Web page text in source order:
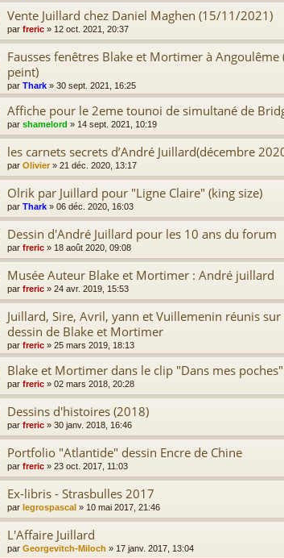
Vente Juillard chez Daniel Maghen (15/11/2021)
par freric » 12 oct. 2021, 20:37
Fausses fenêtres Blake et Mortimer à Angoulême
peint)
par Thark » 30 sept. 2021, 16:25
Affiche pour le 2eme tounoi de simultané de
par shamelord » 14 sept. 2021, 10:19
les carnets secrets d’André Juillard(décembre
par Olivier» 21 déc. 2020, 13:17
Olrik par Juillard pour "Ligne Claire" (king size)
par Thark » 06 déc. 2020, 16:03
Dessin d'André Juillard pour les 10 ans du forum
par freric » 18 août 2020, 09:08
Musée Auteur Blake et Mortimer : André juillard
par freric » 24 avr. 2019, 15:53
Juillard, Sire, Avril, yann et Vuillemenin réunis sur
dessin de Blake et Mortimer
par freric » 25 mars 2019, 18:13
Blake et Mortimer dans le clip "Dans mes poches"
par freric » 02 mars 2018, 20:28
Dessins d'histoires (2018)
par freric » 30 janv. 2018, 16:46
Portfolio "Atlantide" dessin Encre de Chine
par freric » 23 oct. 2017, 11:03
Ex-libris - Strasbulles 2017
par legrospascal » 10 mai 2017, 21:46
L'Affaire Juillard
par Georgevitch-Miloch » 17 janv. 2017, 13:04